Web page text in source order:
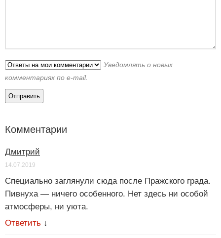
Уведомлять о новых
комментариях по e-mail.
Комментарии
Дмитрий
14.07.2019
Специально заглянули сюда после Пражского града.
Пивнуха — ничего особенного. Нет здесь ни особой
атмосферы, ни уюта.
Ответить ↓